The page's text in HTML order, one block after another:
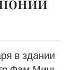
в здании